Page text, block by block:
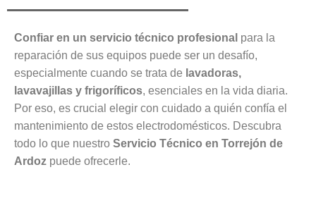
Confiar en un servicio técnico profesional para la
reparación de sus equipos puede ser un desafío,
especialmente cuando se trata de lavadoras,
lavavajillas y frigoríficos, esenciales en la vida diaria.
Por eso, es crucial elegir con cuidado a quién confía el
mantenimiento de estos electrodomésticos. Descubra
todo lo que nuestro Servicio Técnico en Torrejón de
Ardoz puede ofrecerle.